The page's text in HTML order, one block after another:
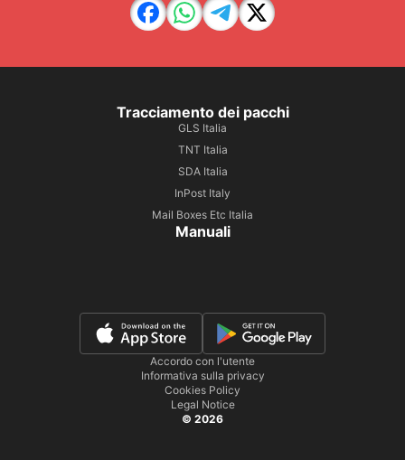
Tracciamento dei pacchi
GLS Italia
TNT Italia
SDA Italia
InPost Italy
Mail Boxes Etc Italia
Manuali
Accordo con l'utente
Informativa sulla privacy
Cookies Policy
Legal Notice
© 2026